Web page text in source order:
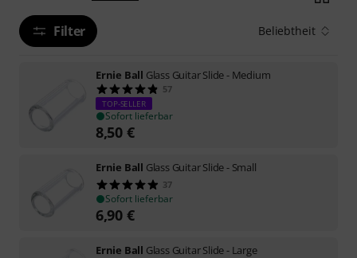
Filter Beliebtheit
Ernie Ball Glass Guitar Slide - Medium
57
TOP-SELLER
Sofort lieferbar
8,50 €
Ernie Ball Glass Guitar Slide - Small
37
Sofort lieferbar
6,90 €
Ernie Ball Glass Guitar Slide - Large